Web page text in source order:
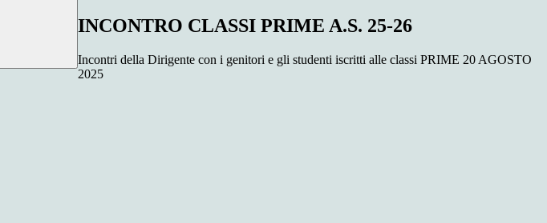
INCONTRO CLASSI PRIME A.S. 25-26
Incontri della Dirigente con i genitori e gli studenti iscritti alle classi PRIME 20 AGOSTO
2025